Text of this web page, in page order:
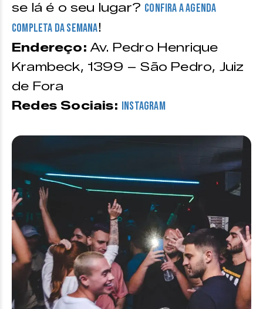
se lá é o seu lugar? Confira a agenda
completa da semana!
Endereço:Av. Pedro Henrique
Krambeck, 1399 – São Pedro, Juiz
de Fora
Redes Sociais: Instagram